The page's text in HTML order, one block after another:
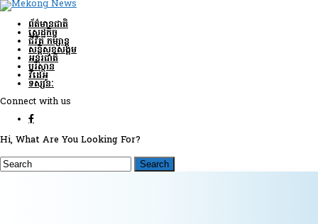
ព័ត៌មានជាតិ
សេដ្ឋកិច្ច
ជីវិត កម្សាន្ត
សន្តិសុខ​សង្គម
អន្តរជាតិ
បរិស្ថាន
វីដេអូ
ទស្សនៈ
Connect with us
Hi, What Are You Looking For?